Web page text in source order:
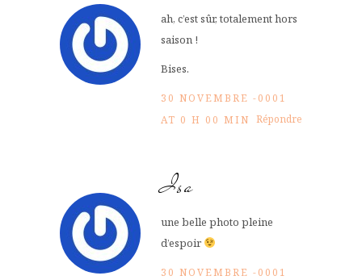
ah, c’est sûr, totalement hors
saison !
Bises.
30 NOVEMBRE -0001
AT 0 H 00 MIN Répondre
Isa
une belle photo pleine
d’espoir
30 NOVEMBRE -0001